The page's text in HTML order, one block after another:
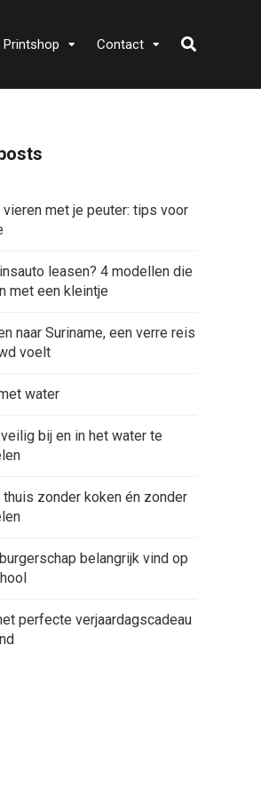
Printshop Contact
met je peuter: tips voor
leasen? 4 modellen die
met een kleintje
naar Suriname, een verre reis
voelt
water
bij en in het water te
thuis zonder koken én zonder
belangrijk vind op
perfecte verjaardagscadeau